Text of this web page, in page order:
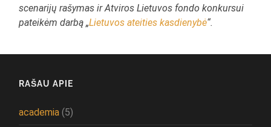
scenarijų rašymas ir Atviros Lietuvos fondo konkursui
pateikėm darbą „Lietuvos ateities kasdienybė“.
RAŠAU APIE
academia (5)